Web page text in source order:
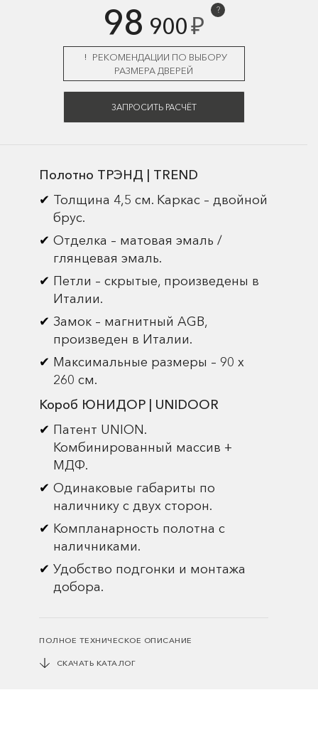
98 900₽
?
РЕКОМЕНДАЦИИ ПО ВЫБОРУ
РАЗМЕРА ДВЕРЕЙ
ЗАПРОСИТЬ РАСЧЁТ
Полотно ТРЭНД | TREND
Толщина 4,5 см. Каркас – двойной
брус.
Отделка – матовая эмаль /
глянцевая эмаль.
Петли – скрытые, произведены в
Италии.
Замок – магнитный AGB,
произведен в Италии.
Максимальные размеры – 90 х
260 см.
Короб ЮНИДОР | UNIDOOR
Патент UNION.
Комбинированный массив +
МДФ.
Одинаковые габариты по
наличнику с двух сторон.
Компланарность полотна с
наличниками.
Удобство подгонки и монтажа
добора.
ПОЛНОЕ ТЕХНИЧЕСКОЕ ОПИСАНИЕ
СКАЧАТЬ КАТАЛОГ